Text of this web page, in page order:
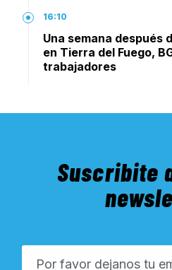
16:10
Una semana después
en Tierra del Fuego,
trabajadores
Suscribite